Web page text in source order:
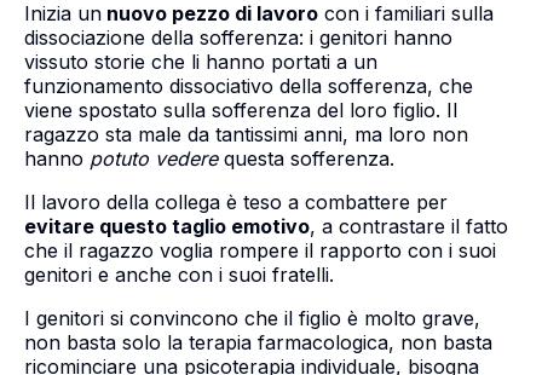
Inizia un nuovo pezzo di lavoro con i familiari sulla
dissociazione della sofferenza: i genitori hanno
vissuto storie che li hanno portati a un
funzionamento dissociativo della sofferenza, che
viene spostato sulla sofferenza del loro figlio. Il
ragazzo sta male da tantissimi anni, ma loro non
hanno potuto vederequesta sofferenza.
Il lavoro della collega è teso a combattere per
evitare questo taglio emotivo, a contrastare il fatto
che il ragazzo voglia rompere il rapporto con i suoi
genitori e anche con i suoi fratelli.
I genitori si convincono che il figlio è molto grave,
non basta solo la terapia farmacologica, non basta
ricominciare una psicoterapia individuale, bisogna